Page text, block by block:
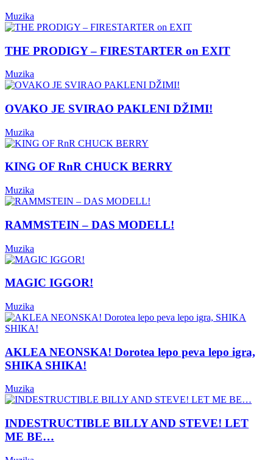
Muzika
THE PRODIGY – FIRESTARTER on EXIT
Muzika
OVAKO JE SVIRAO PAKLENI DŽIMI!
Muzika
KING OF RnR CHUCK BERRY
Muzika
RAMMSTEIN – DAS MODELL!
Muzika
MAGIC IGGOR!
Muzika
AKLEA NEONSKA! Dorotea lepo peva lepo igra,
SHIKA SHIKA!
Muzika
INDESTRUCTIBLE BILLY AND STEVE! LET
ME BE…